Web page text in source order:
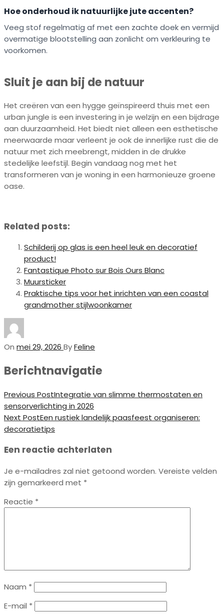
Hoe onderhoud ik natuurlijke jute accenten?
Veeg stof regelmatig af met een zachte doek en vermijd
overmatige blootstelling aan zonlicht om verkleuring te
voorkomen.
Sluit je aan bij de natuur
Het creëren van een hygge geïnspireerd thuis met een
urban jungle is een investering in je welzijn en een bijdrage
aan duurzaamheid. Het biedt niet alleen een esthetische
meerwaarde maar verleent je ook de innerlijke rust die de
natuur met zich meebrengt, midden in de drukke
stedelijke leefstijl. Begin vandaag nog met het
transformeren van je woning in een harmonieuze groene
oase.
Related posts:
Schilderij op glas is een heel leuk en decoratief
product!
Fantastique Photo sur Bois Ours Blanc
Muursticker
Praktische tips voor het inrichten van een coastal
grandmother stijlwoonkamer
On mei 29, 2026 ByFeline
Berichtnavigatie
Previous PostIntegratie van slimme thermostaten en
sensorverlichting in 2026
Next PostEen rustiek landelijk paasfeest organiseren:
decoratietips
Een reactie achterlaten
Je e-mailadres zal niet getoond worden. Vereiste velden
zijn gemarkeerd met *
Reactie *
Naam *
E-mail *